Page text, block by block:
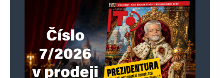
Informujte mě o nových příspěvcích e-mailem.
Alternative: